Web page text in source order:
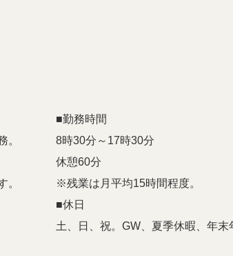
。
。
■勤務時間
8時30分～17時30分
休憩60分
※残業は月平均15時間程度。
■休日
土、日、祝。GW、夏季休暇、年末